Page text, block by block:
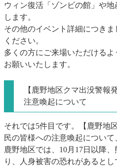
ウィン復活「ゾンビの館」や
します。
その他のイベント詳細につき
ください。
多くの方にご来場いただけるよ
お願いいたします。
【鹿野地区クマ出没警報
注意喚起について
それでは5件目です。【鹿野地
民の皆様への注意喚起について
鹿野地区では、10月17日以降
り、人身被害の恐れがあると